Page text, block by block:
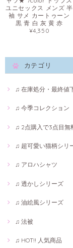
ユニセックス メンズ 半
袖 サメ カートゥーン
黒 青 白 灰 黄 赤
¥4,350
カテゴリ
♫ 在庫処分・最終値
♫ 今季コレクション
♫ 2点購入で3点目無
♫ 超可愛い猫柄シリ
♫ アロハシャツ
♫ 透かしシリーズ
♫ 油絵風シリーズ
♫ 法被
♫ HOT!! 人気商品